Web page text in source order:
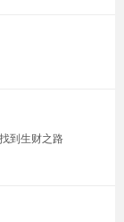
到生财之路